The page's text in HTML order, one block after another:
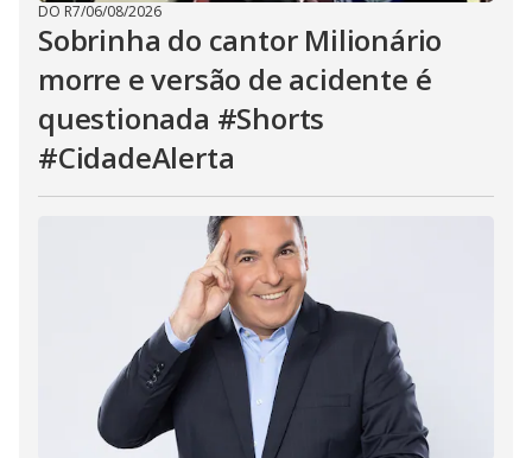
DO R7/06/08/2026
Sobrinha do cantor Milionário
morre e versão de acidente é
questionada #Shorts
#CidadeAlerta